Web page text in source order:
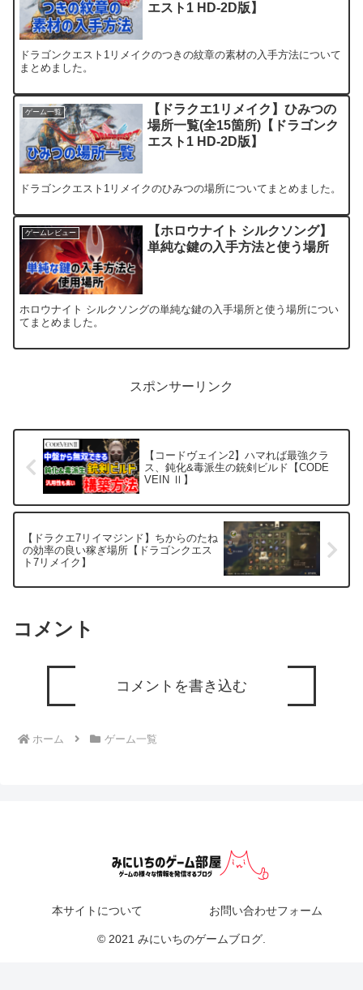
エスト1 HD-2D版】
ドラゴンクエスト1リメイクのつきの紋章の素材の入手方法について
まとめました。
ゲーム一覧
【ドラクエ1リメイク】ひみつの
場所一覧(全15箇所)【ドラゴンク
エスト1 HD-2D版】
ドラゴンクエスト1リメイクのひみつの場所についてまとめました。
ゲームレビュー
【ホロウナイト シルクソング】
単純な鍵の入手方法と使う場所
ホロウナイト シルクソングの単純な鍵の入手場所と使う場所につい
てまとめました。
スポンサーリンク
【コードヴェイン2】ハマれば最強クラ
ス、鈍化&毒派生の銃剣ビルド【CODE
VEIN Ⅱ】
【ドラクエ7リイマジンド】ちからのたね
の効率の良い稼ぎ場所【ドラゴンクエス
ト7リメイク】
コメント
コメントを書き込む
ホーム ゲーム一覧
本サイトについて お問い合わせフォーム
© 2021 みにいちのゲームブログ.